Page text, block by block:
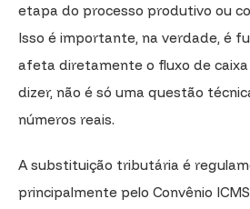
etapa do processo produtivo ou
Isso é importante, na verdade, é
afeta diretamente o fluxo de
dizer, não é só uma questão
números reais.
A substituição tributária é
principalmente pelo Convênio